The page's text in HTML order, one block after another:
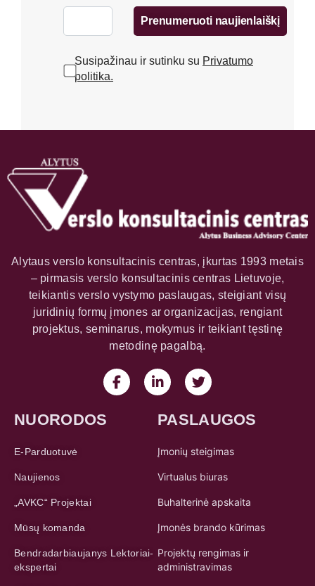
Prenumeruoti naujienlaiškį
Susipažinau ir sutinku su Privatumo
politika.
Alytaus verslo konsultacinis centras, įkurtas 1993 metais
– pirmasis verslo konsultacinis centras Lietuvoje,
teikiantis verslo vystymo paslaugas, steigiant visų
juridinių formų įmones ar organizacijas, rengiant
projektus, seminarus, mokymus ir teikiant tęstinę
metodinę pagalbą.
NUORODOS
E-Parduotuvė
Naujienos
„AVKC“ Projektai
Mūsų komanda
Bendradarbiaujanys Lektoriai-
ekspertai
PASLAUGOS
Įmonių steigimas
Virtualus biuras
Buhalterinė apskaita
Įmonės brando kūrimas
Projektų rengimas ir
administravimas